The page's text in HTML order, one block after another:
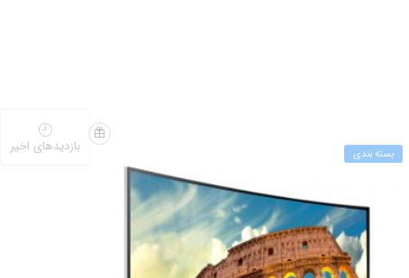
بسته بندی بازدیدهای اخیر